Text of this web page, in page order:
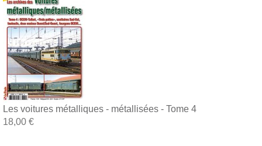
Les voitures métalliques - métallisées - Tome 4
18,00 €